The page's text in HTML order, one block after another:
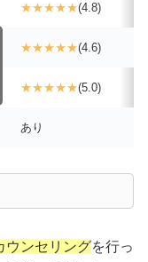
★★★★★(4.8)
★★★★★(4.6)
★★★★★(5.0)
あり
ウンセリングを行っ